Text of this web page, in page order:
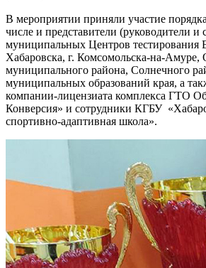
В мероприятии приняли участие
числе и представители (руководители и
муниципальных Центров
Хабаровска, г. Комсомольска-на-Амуре,
муниципального района, Солнечного
муниципальных образований края, а
компании-лицензиата комплекса ГТО
Конверсия» и сотрудники КГБУ
спортивно-адаптивная школа».